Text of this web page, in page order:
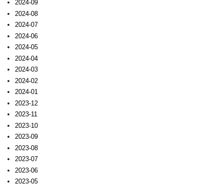
2024-09
2024-08
2024-07
2024-06
2024-05
2024-04
2024-03
2024-02
2024-01
2023-12
2023-11
2023-10
2023-09
2023-08
2023-07
2023-06
2023-05